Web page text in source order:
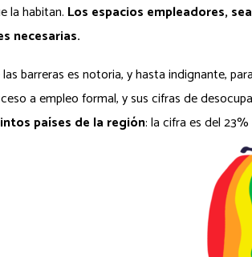
la habitan. Los espacios empleadores,
necesarias.
barreras es notoria, y hasta indignante,
a empleo formal, y sus cifras de
países de la región: la cifra es del